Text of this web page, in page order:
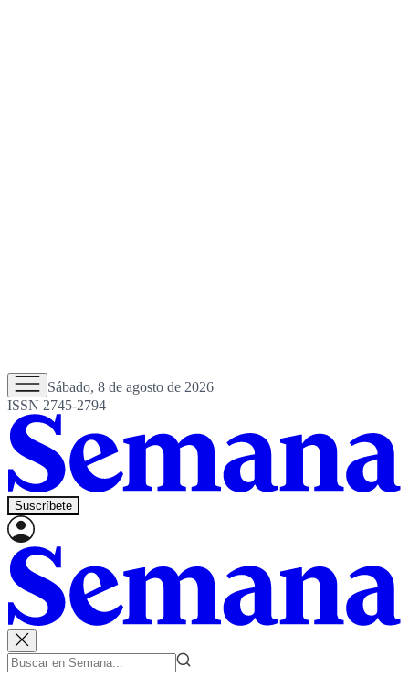
Sábado, 8 de agosto de 2026
ISSN 2745-2794
Suscríbete